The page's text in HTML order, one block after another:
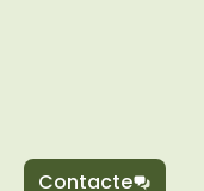
Contacte